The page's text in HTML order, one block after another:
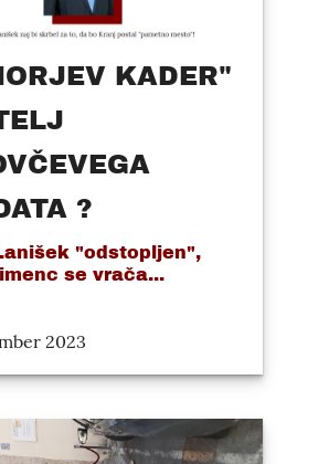
KADER"
?
"odstopljen",
se vrača...
2023